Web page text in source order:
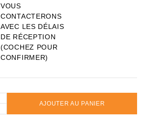
VOUS
CONTACTERONS
AVEC LES DÉLAIS
DE RÉCEPTION
(COCHEZ POUR
CONFIRMER)
AJOUTER AU PANIER